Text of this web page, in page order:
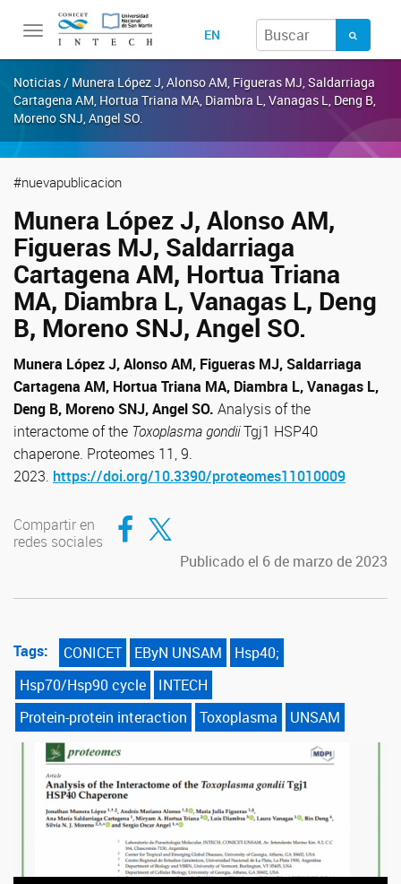
Toggle
EN
Noticias / Munera López J, Alonso AM, Figueras MJ, Saldarriaga
Cartagena AM, Hortua Triana MA, Diambra L, Vanagas L, Deng B,
Moreno SNJ, Angel SO.
#nuevapublicacion
Munera López J, Alonso AM,
Figueras MJ, Saldarriaga
Cartagena AM, Hortua Triana
MA, Diambra L, Vanagas L, Deng
B, Moreno SNJ, Angel SO.
Munera López J, Alonso AM, Figueras MJ, Saldarriaga
Cartagena AM, Hortua Triana MA, Diambra L, Vanagas L,
Deng B, Moreno SNJ, Angel SO. Analysis of the
interactome of the Toxoplasma gondiiTgj1 HSP40
chaperone. Proteomes 11, 9.
2023. https://doi.org/10.3390/proteomes11010009
Compartir en
redes sociales
Compartir en Facebook
Compartir en Twitter
Publicado el 6 de marzo de 2023
Tags: CONICET EByN UNSAM
Hsp40;
Hsp70/Hsp90 cycle
INTECH
Protein-protein interaction
Toxoplasma UNSAM